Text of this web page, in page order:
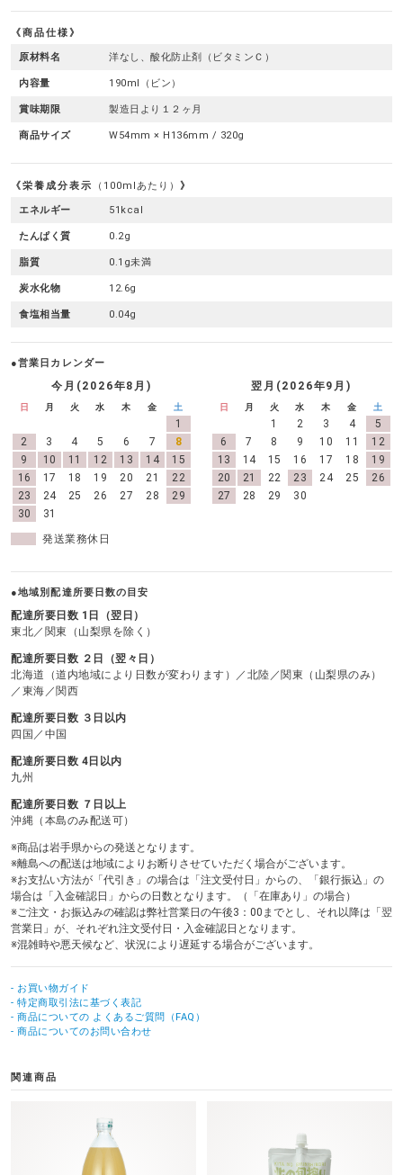
商品仕様
原材料名 洋なし、酸化防止剤（ビタミンＣ）
内容量 190ml（ビン）
賞味期限 製造日より１２ヶ月
商品サイズ W54mm × H136mm / 320g
栄養成分表示 （100mlあたり）
エネルギー 51kcal
たんぱく質 0.2g
脂質 0.1g未満
炭水化物 12.6g
食塩相当量 0.04g
●営業日カレンダー
今月(2026年8月)
日 月 火 水 木 金 土
1
2
3 4 5 6 7
8
9
10 11 12 13 14
15
16
17 18 19 20 21
22
23
24 25 26 27 28
29
30
31
翌月(2026年9月)
日 月 火 水 木 金 土
1 2 3 4
5
6
7 8 9 10 11
12
13
14 15 16 17 18
19
20
21 22 23 24 25
26
27
28 29 30
発送業務休日
●地域別配達所要日数の目安
配達所要日数 1日（翌日）
東北／関東（山梨県を除く）
配達所要日数 ２日（翌々日）
北海道（道内地域により日数が変わります）／北陸／関東（山梨県のみ）
／東海／関西
配達所要日数 ３日以内
四国／中国
配達所要日数 4日以内
九州
配達所要日数 ７日以上
沖縄（本島のみ配送可）
※商品は岩手県からの発送となります。
※離島への配送は地域によりお断りさせていただく場合がございます。
※お支払い方法が「代引き」の場合は「注文受付日」からの、「銀行振込」の
場合は「入金確認日」からの日数となります。（「在庫あり」の場合）
※ご注文・お振込みの確認は弊社営業日の午後3：00までとし、それ以降は「翌
営業日」が、それぞれ注文受付日・入金確認日となります。
※混雑時や悪天候など、状況により遅延する場合がございます。
- お買い物ガイド
- 特定商取引法に基づく表記
- 商品についての よくあるご質問（FAQ）
- 商品についてのお問い合わせ
関連商品